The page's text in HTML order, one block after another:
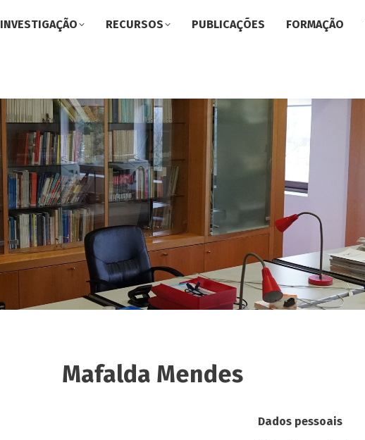
INVESTIGAÇÃO RECURSOS PUBLICAÇÕES FORMAÇÃO
You are here:
Mafalda Mendes
Dados pessoais